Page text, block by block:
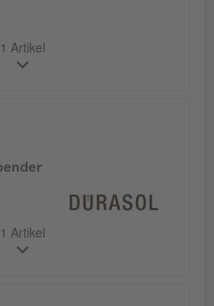
1 Artikel
1 Artikel